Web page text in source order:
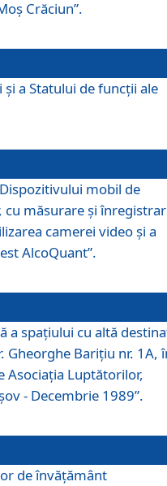
Crăciun”.
a Statului de funcţii ale
mobil de
măsurare și
camerei video și a
AlcoQuant”.
a spaţiului cu altă
Gheorghe Bariţiu nr. 1A,
Asociaţia Luptătorilor,
- Decembrie 1989”.
de învăţământ